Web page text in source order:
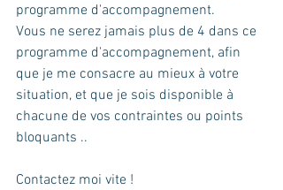
programme d'accompagnement.
Vous ne serez jamais plus de 4 dans ce
programme d'accompagnement, afin
que je me consacre au mieux à votre
situation, et que je sois disponible à
chacune de vos contraintes ou points
bloquants ..
Contactez moi vite !